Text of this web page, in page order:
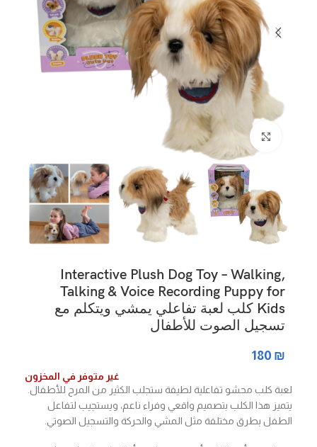
Click to enlarge
Interactive Plush Dog Toy – Walking,
Talking & Voice Recording Puppy for
Kids كلب لعبة تفاعلي يمشي ويتكلم مع
تسجيل الصوت للأطفال
180 ₪
غير متوفر في المخزون
لعبة كلب محشو تفاعلية لطيفة ستجلب الكثير من المرح للأطفال.
يتميز هذا الكلب بتصميم واقعي وفراء ناعم، ويستجيب لتفاعل
الطفل بطرق مختلفة مثل المشي والحركة والتسجيل الصوتي.